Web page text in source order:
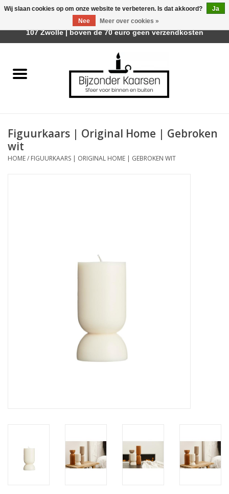
Räder Design Stories
Geurkaarsen
Figuurkaars | Original Home | Gebroken
wit
HOME/ FIGUURKAARS | ORIGINAL HOME | GEBROKEN WIT
Wij slaan cookies op om onze website te verbeteren. Is dat akkoord?
Ja
Nee
Meer over cookies »
Afhalen is mogelijk bij Trotz Woon & Cadeau | Belvederelaan
107 Zwolle | boven de 70 euro geen verzendkosten